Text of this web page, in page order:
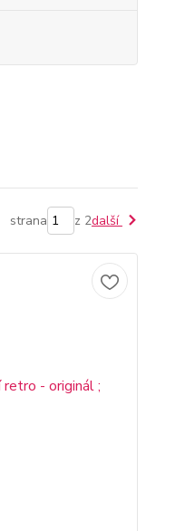
strana z 2další